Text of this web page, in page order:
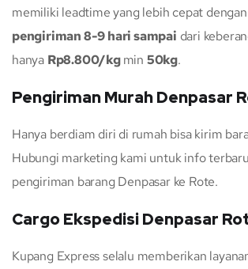
memiliki leadtime yang lebih cepat dengan
pengiriman 8-9 hari sampai dari
hanya Rp8.800/kgmin 50kg.
Pengiriman Murah Denpasar
Hanya berdiam diri di rumah bisa kirim
Hubungi marketing kami untuk info
pengiriman barang Denpasar ke Rote.
Cargo Ekspedisi Denpasar
Kupang Express selalu memberikan